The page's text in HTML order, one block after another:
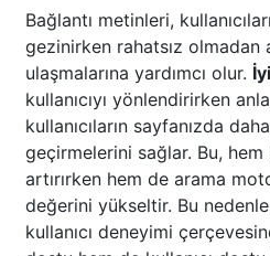
Bağlantı metinleri,
gezinirken rahatsız olmadan
ulaşmalarına yardımcı olur.
kullanıcıyı yönlendirirken
kullanıcıların sayfanızda
geçirmelerini sağlar. Bu, hem
artırırken hem de arama
değerini yükseltir. Bu
kullanıcı deneyimi